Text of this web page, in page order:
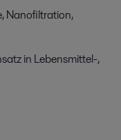
Nanofiltration,
in Lebensmittel-,